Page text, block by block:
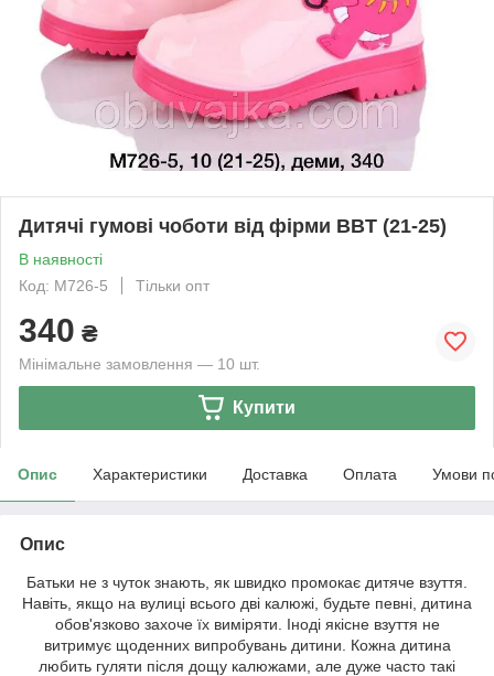
Дитячі гумові чоботи від фірми BBT (21-25)
В наявності
Код: M726-5
Тільки опт
340 ₴
Мінімальне замовлення — 10 шт.
Купити
Опис Характеристики Доставка Оплата Умови
Опис
Батьки не з чуток знають, як швидко промокає дитяче взуття.
Навіть, якщо на вулиці всього дві калюжі, будьте певні, дитина
обов'язково захоче їх виміряти. Іноді якісне взуття не
витримує щоденних випробувань дитини. Кожна дитина
любить гуляти після дощу калюжами, але дуже часто такі